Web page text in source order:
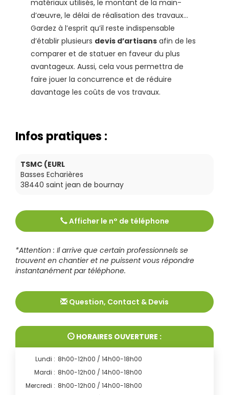
matériaux utilisés, le montant de la main-
d’œuvre, le délai de réalisation des travaux…
Gardez à l’esprit qu’il reste indispensable
d’établir plusieurs devis d’artisans afin de les
comparer et de statuer en faveur du plus
avantageux. Aussi, cela vous permettra de
faire jouer la concurrence et de réduire
davantage les coûts de vos travaux.
Infos pratiques :
TSMC (EURL
Basses Echarières
38440 saint jean de bournay
Afficher le n° de téléphone
0474585865
*Attention : Il arrive que certain professionnels se
trouvent en chantier et ne puissent vous répondre
instantanément par téléphone.
Question, Contact & Devis
HORAIRES OUVERTURE :
Lundi : 8h00-12h00 / 14h00-18h00
Mardi : 8h00-12h00 / 14h00-18h00
Mercredi : 8h00-12h00 / 14h00-18h00